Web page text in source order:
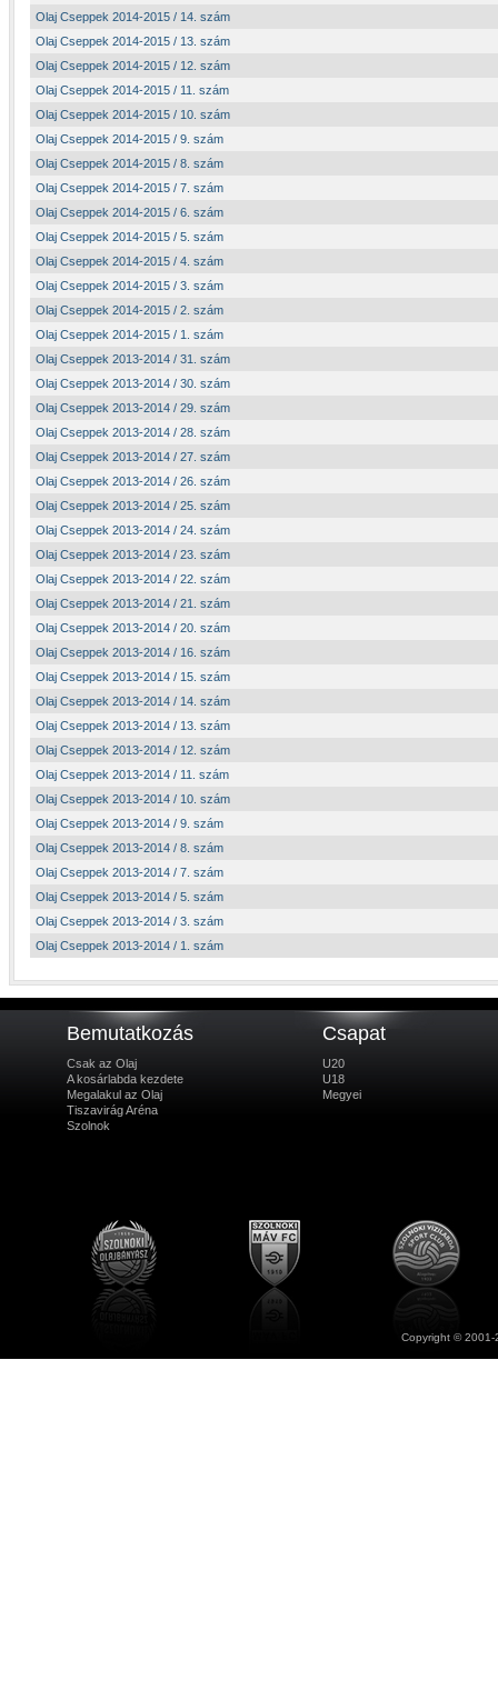
Olaj Cseppek 2014-2015 / 14. szám
Olaj Cseppek 2014-2015 / 13. szám
Olaj Cseppek 2014-2015 / 12. szám
Olaj Cseppek 2014-2015 / 11. szám
Olaj Cseppek 2014-2015 / 10. szám
Olaj Cseppek 2014-2015 / 9. szám
Olaj Cseppek 2014-2015 / 8. szám
Olaj Cseppek 2014-2015 / 7. szám
Olaj Cseppek 2014-2015 / 6. szám
Olaj Cseppek 2014-2015 / 5. szám
Olaj Cseppek 2014-2015 / 4. szám
Olaj Cseppek 2014-2015 / 3. szám
Olaj Cseppek 2014-2015 / 2. szám
Olaj Cseppek 2014-2015 / 1. szám
Olaj Cseppek 2013-2014 / 31. szám
Olaj Cseppek 2013-2014 / 30. szám
Olaj Cseppek 2013-2014 / 29. szám
Olaj Cseppek 2013-2014 / 28. szám
Olaj Cseppek 2013-2014 / 27. szám
Olaj Cseppek 2013-2014 / 26. szám
Olaj Cseppek 2013-2014 / 25. szám
Olaj Cseppek 2013-2014 / 24. szám
Olaj Cseppek 2013-2014 / 23. szám
Olaj Cseppek 2013-2014 / 22. szám
Olaj Cseppek 2013-2014 / 21. szám
Olaj Cseppek 2013-2014 / 20. szám
Olaj Cseppek 2013-2014 / 16. szám
Olaj Cseppek 2013-2014 / 15. szám
Olaj Cseppek 2013-2014 / 14. szám
Olaj Cseppek 2013-2014 / 13. szám
Olaj Cseppek 2013-2014 / 12. szám
Olaj Cseppek 2013-2014 / 11. szám
Olaj Cseppek 2013-2014 / 10. szám
Olaj Cseppek 2013-2014 / 9. szám
Olaj Cseppek 2013-2014 / 8. szám
Olaj Cseppek 2013-2014 / 7. szám
Olaj Cseppek 2013-2014 / 5. szám
Olaj Cseppek 2013-2014 / 3. szám
Olaj Cseppek 2013-2014 / 1. szám
Bemutatkozás
Csak az Olaj
A kosárlabda kezdete
Megalakul az Olaj
Tiszavirág Aréna
Szolnok
Csapat
U20
U18
Megyei
Copyright ©